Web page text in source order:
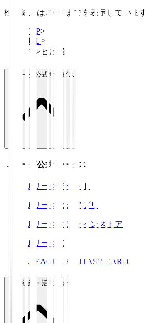
検索結果は250件までを表示しています
TOP>
Ｊ１ >
テレビ放送
Ｊリーグ公式サービス
Ｊリーグ公式サービス
Ｊリーグチケット
Ｊリーグ公式アプリ
Ｊリーグオンラインストア
ＪリーグID
J.LEAGUE FANTASY CARD
運営組織・活動紹介